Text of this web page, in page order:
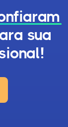
sua